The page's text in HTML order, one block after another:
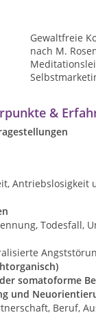
Gewaltfreie
nach M.
&
Antriebslosigkeit
Todesfall,
somatoforme
und
Beruf,